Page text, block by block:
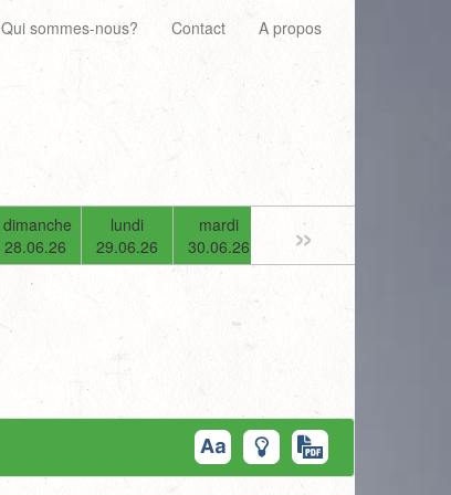
Qui sommes-nous? Contact A propos
dimanche
28.06.26
lundi
29.06.26
mardi
30.06.26
01.07.26
»